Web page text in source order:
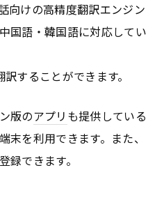
向けの高精度翻訳エンジン
国語・韓国語に対応してい
することができます。
版のアプリ も提供している
末を利用できます。また、
録できます。